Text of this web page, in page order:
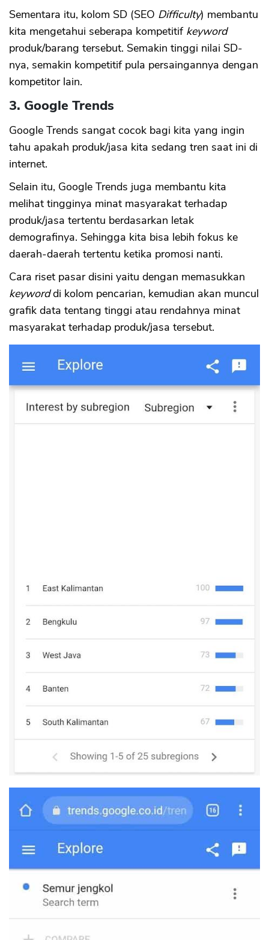
Sementara itu, kolom SD (SEO Difficulty) membantu
kita mengetahui seberapa kompetitif keyword
produk/barang tersebut. Semakin tinggi nilai SD-
nya, semakin kompetitif pula persaingannya dengan
kompetitor lain.
3. Google Trends
Google Trends sangat cocok bagi kita yang ingin
tahu apakah produk/jasa kita sedang tren saat ini di
internet.
Selain itu, Google Trends juga membantu kita
melihat tingginya minat masyarakat terhadap
produk/jasa tertentu berdasarkan letak
demografinya. Sehingga kita bisa lebih fokus ke
daerah-daerah tertentu ketika promosi nanti.
Cara riset pasar disini yaitu dengan memasukkan
keyworddi kolom pencarian, kemudian akan muncul
grafik data tentang tinggi atau rendahnya minat
masyarakat terhadap produk/jasa tersebut.